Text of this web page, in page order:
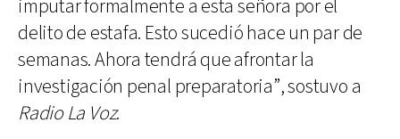
imputar formalmente a esta señora por el
delito de estafa. Esto sucedió hace un par de
semanas. Ahora tendrá que afrontar la
investigación penal preparatoria”, sostuvo a
Radio La Voz.